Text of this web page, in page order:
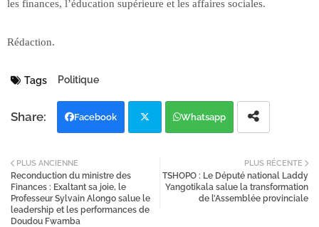
les finances, l’éducation supérieure et les affaires sociales.
Rédaction.
Tags Politique
Facebook Whatsapp
PLUS RÉCENTE
TSHOPO : Le Député national Laddy
Yangotikala salue la transformation
de l’Assemblée provinciale
PLUS ANCIENNE
Reconduction du ministre des
Finances : Exaltant sa joie, le
Professeur Sylvain Alongo salue le
leadership et les performances de
Doudou Fwamba